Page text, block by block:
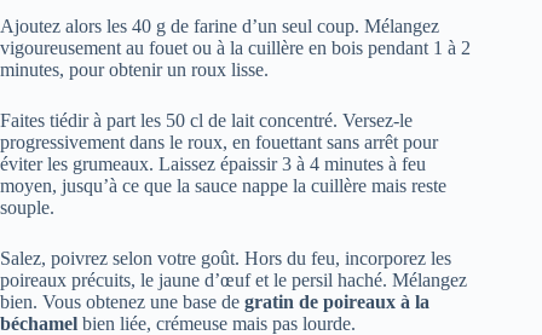
Ajoutez alors les 40 g de farine d’un seul coup. Mélangez
vigoureusement au fouet ou à la cuillère en bois pendant 1 à 2
minutes, pour obtenir un roux lisse.
Faites tiédir à part les 50 cl de lait concentré. Versez-le
progressivement dans le roux, en fouettant sans arrêt pour
éviter les grumeaux. Laissez épaissir 3 à 4 minutes à feu
moyen, jusqu’à ce que la sauce nappe la cuillère mais reste
souple.
Salez, poivrez selon votre goût. Hors du feu, incorporez les
poireaux précuits, le jaune d’œuf et le persil haché. Mélangez
bien. Vous obtenez une base de gratin de poireaux à la
béchamel bien liée, crémeuse mais pas lourde.